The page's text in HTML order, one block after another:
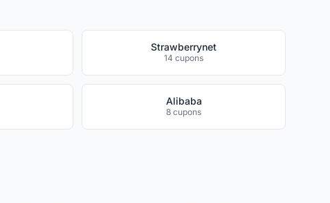
Strawberrynet
14 cupons
Alibaba
8 cupons